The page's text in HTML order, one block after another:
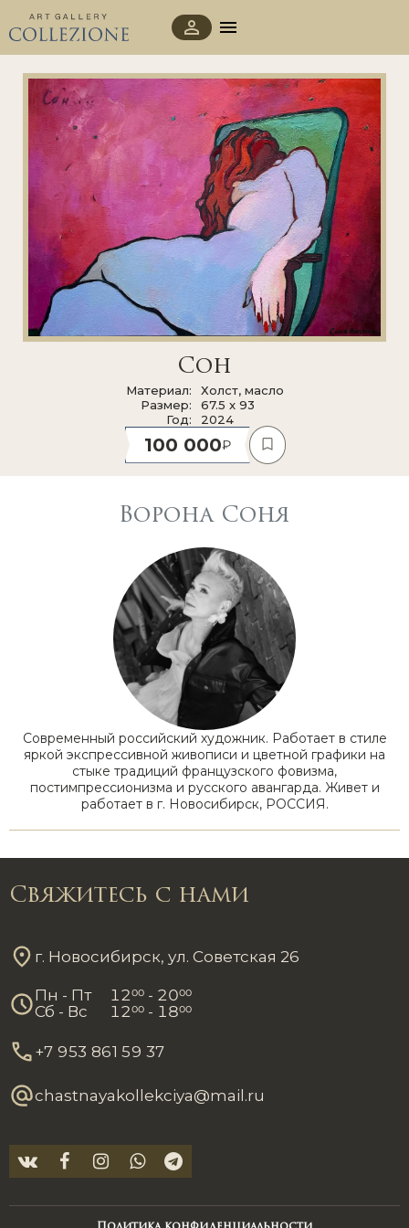
Сон
Материал
Холст, масло
Размер
67.5 x 93
Год
2024
100 000
Ворона Соня
Современный российский художник. Работает в стиле
яркой экспрессивной живописи и цветной графики на
стыке традиций французского фовизма,
постимпрессионизма и русского авангарда. Живет и
работает в г. Новосибирск, РОССИЯ.
Свяжитесь с нами
г. Новосибирск, ул. Советская 26
Пн - Пт 1200 - 2000
Сб - Вс
1200 - 1800
+7 953 861 59 37
chastnayakollekciya@mail.ru